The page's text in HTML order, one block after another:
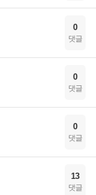
0
댓글
0
댓글
0
댓글
13
댓글